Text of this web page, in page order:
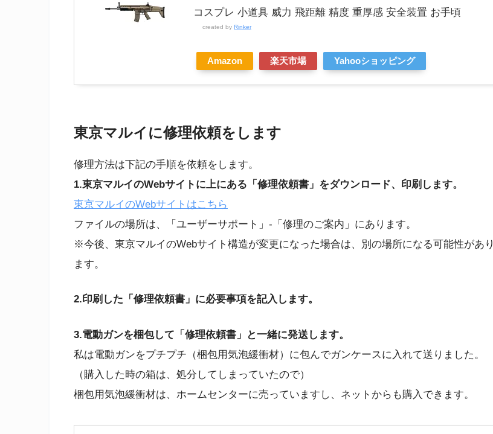
コスプレ 小道具 威力 飛距離 精度 重厚感 安全装置 お手頃
created by Rinker
Amazon 楽天市場 Yahooショッピング
東京マルイに修理依頼をします
修理方法は下記の手順を依頼をします。
1.東京マルイのWebサイトに上にある「修理依頼書」をダウンロード、印刷します。
東京マルイのWebサイトはこちら
ファイルの場所は、「ユーザーサポート」-「修理のご案内」にあります。
※今後、東京マルイのWebサイト構造が変更になった場合は、別の場所になる可能性があり
ます。
2.印刷した「修理依頼書」に必要事項を記入します。
3.電動ガンを梱包して「修理依頼書」と一緒に発送します。
私は電動ガンをプチプチ（梱包用気泡緩衝材）に包んでガンケースに入れて送りました。
（購入した時の箱は、処分してしまっていたので）
梱包用気泡緩衝材は、ホームセンターに売っていますし、ネットからも購入できます。